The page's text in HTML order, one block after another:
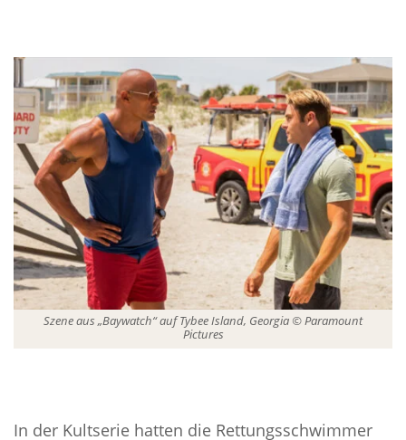
Szene aus „Baywatch“ auf Tybee Island, Georgia © Paramount
Pictures
In der Kultserie hatten die Rettungsschwimmer